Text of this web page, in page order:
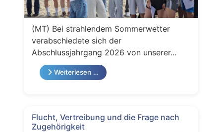
(MT) Bei strahlendem Sommerwetter
verabschiedete sich der
Abschlussjahrgang 2026 von unserer...
Weiterlesen …
Flucht, Vertreibung und die Frage nach
Zugehörigkeit